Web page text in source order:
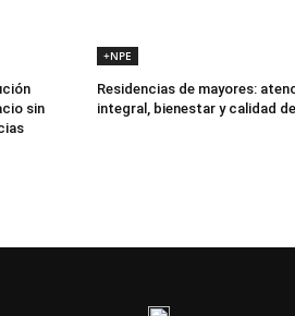
sin
+NPE
Residencias de mayores:
integral, bienestar y calidad